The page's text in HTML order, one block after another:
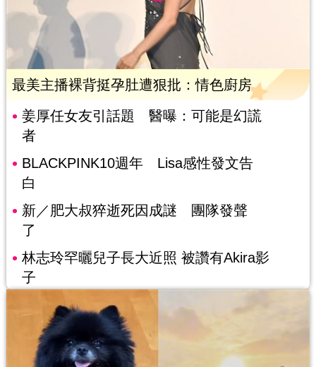
最美主播裸背挺孕肚遭狠批：情色廚房
姜厚任女友引話題 醫曝：可能是幻謊
者
BLACKPINK10週年 Lisa感性發文告
白
新／肥大叔猝逝死因成謎 團隊發聲
了
林志玲罕曬兒子長大近照 被讚有Akira影
子